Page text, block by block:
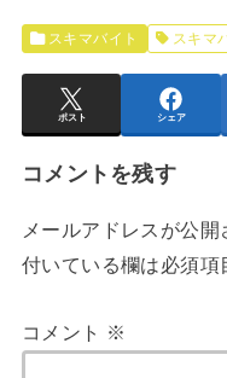
スキマバイト スキマ
ポスト シェア
コメントを残す
メールアドレスが公開
付いている欄は必須項
コメント ※